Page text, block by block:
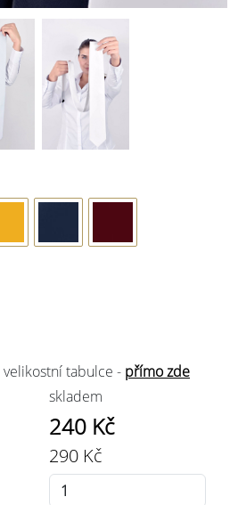
tabulce - přímo zde
skladem
240 Kč
290 Kč